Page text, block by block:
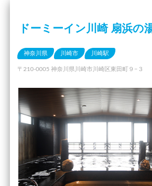
ドーミーイン川崎 扇浜の
神奈川県 川崎市 川崎駅
〒210-0005 神奈川県川崎市川崎区東田町９−３